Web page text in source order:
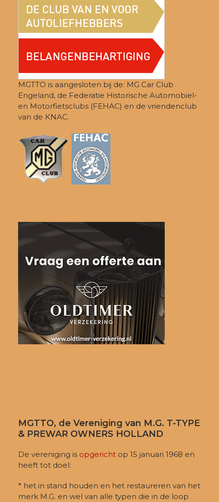
MGTTO is aangesloten bij de: MG Car Club
Engeland, de Federatie Historische Automobiel-
en Motorfietsclubs (FEHAC) en de vriendenclub
van de KNAC.
MGTTO, de Vereniging van M.G. T-TYPE
& PREWAR OWNERS HOLLAND
De vereniging is opgericht op 15 januari 1968 en
heeft tot doel:
* het in stand houden en het restaureren van het
merk M.G. en wel van alle typen die in de loop